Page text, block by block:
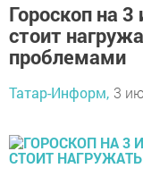
Гороскоп на
стоит
проблемами
Татар-Информ, 3